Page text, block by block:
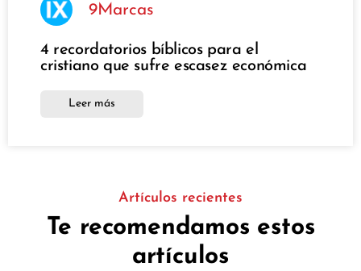
9Marcas
4 recordatorios bíblicos para el
cristiano que sufre escasez económica
Leer más
Artículos recientes
Te recomendamos estos
artículos